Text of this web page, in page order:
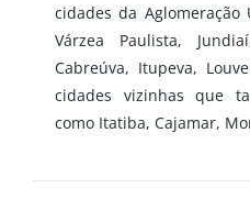
cidades da
Várzea Paulista,
Cabreúva, Itupeva,
cidades vizinhas que
como Itatiba, Cajamar,